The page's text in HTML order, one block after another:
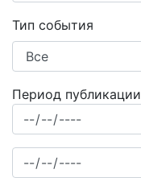
Тип события
Период публикации